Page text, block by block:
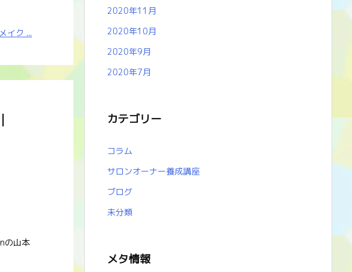
イク ...
の山本
2020年11月
2020年10月
2020年9月
2020年7月
カテゴリー
コラム
サロンオーナー養成講座
ブログ
未分類
メタ情報